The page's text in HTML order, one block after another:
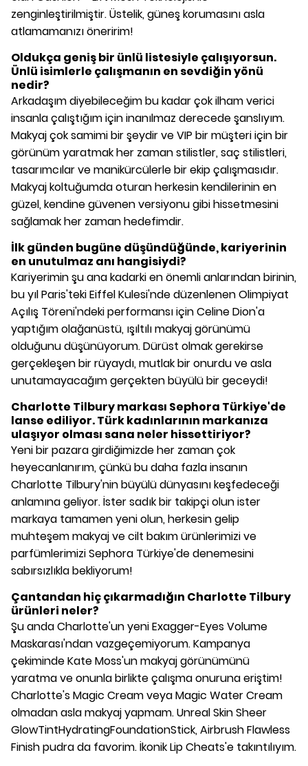
zenginleştirilmiştir. Üstelik, güneş korumasını asla
atlamamanızı öneririm!
Oldukça geniş bir ünlü listesiyle çalışıyorsun.
Ünlü isimlerle çalışmanın en sevdiğin yönü
nedir?
Arkadaşım diyebileceğim bu kadar çok ilham verici
insanla çalıştığım için inanılmaz derecede şanslıyım.
Makyaj çok samimi bir şeydir ve VIP bir müşteri için bir
görünüm yaratmak her zaman stilistler, saç stilistleri,
tasarımcılar ve manikürcülerle bir ekip çalışmasıdır.
Makyaj koltuğumda oturan herkesin kendilerinin en
güzel, kendine güvenen versiyonu gibi hissetmesini
sağlamak her zaman hedefimdir.
İlk günden bugüne düşündüğünde, kariyerinin
en unutulmaz anı hangisiydi?
Kariyerimin şu ana kadarki en önemli anlarından birinin,
bu yıl Paris'teki Eiffel Kulesi'nde düzenlenen Olimpiyat
Açılış Töreni'ndeki performansı için Celine Dion'a
yaptığım olağanüstü, ışıltılı makyaj görünümü
olduğunu düşünüyorum. Dürüst olmak gerekirse
gerçekleşen bir rüyaydı, mutlak bir onurdu ve asla
unutamayacağım gerçekten büyülü bir geceydi!
Charlotte Tilbury markası Sephora Türkiye'de
lanse ediliyor. Türk kadınlarının markanıza
ulaşıyor olması sana neler hissettiriyor?
Yeni bir pazara girdiğimizde her zaman çok
heyecanlanırım, çünkü bu daha fazla insanın
Charlotte Tilbury'nin büyülü dünyasını keşfedeceği
anlamına geliyor. İster sadık bir takipçi olun ister
markaya tamamen yeni olun, herkesin gelip
muhteşem makyaj ve cilt bakım ürünlerimizi ve
parfümlerimizi Sephora Türkiye'de denemesini
sabırsızlıkla bekliyorum!
Çantandan hiç çıkarmadığın Charlotte Tilbury
ürünleri neler?
Şu anda Charlotte'un yeni Exagger-Eyes Volume
Maskarası'ndan vazgeçemiyorum. Kampanya
çekiminde Kate Moss'un makyaj görünümünü
yaratma ve onunla birlikte çalışma onuruna eriştim!
Charlotte's Magic Cream veya Magic Water Cream
olmadan asla makyaj yapmam. Unreal Skin Sheer
GlowTintHydratingFoundationStick, Airbrush Flawless
Finish pudra da favorim. İkonik Lip Cheats'e takıntılıyım.